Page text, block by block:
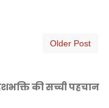
Older Post
की सच्ची पहचान